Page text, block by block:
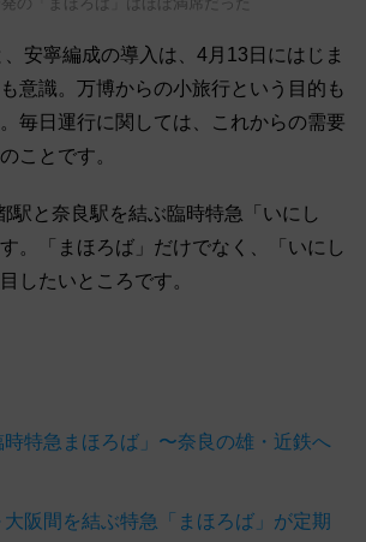
安寧編成の導入は、4月13日にはじま
意識。万博からの小旅行という目的も
毎日運行に関しては、これからの需要
ことです。
駅と奈良駅を結ぶ臨時特急「いにし
。「まほろば」だけでなく、「いにし
したいところです。
特急まほろば」〜奈良の雄・近鉄へ
阪間を結ぶ特急「まほろば」が定期